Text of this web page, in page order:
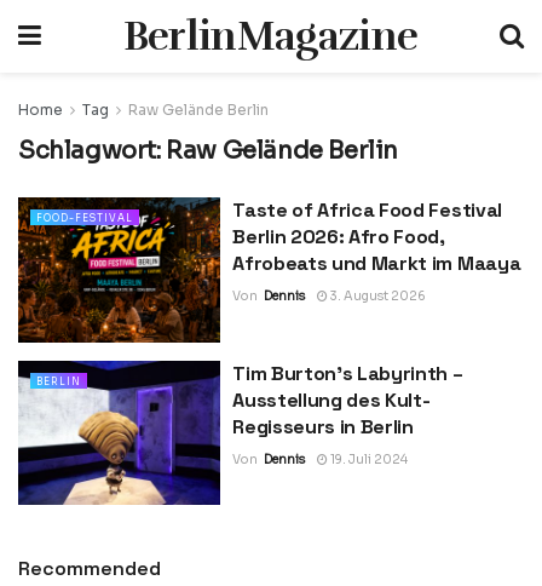
BerlinMagazine
Home Tag Raw Gelände Berlin
Schlagwort: Raw Gelände Berlin
FOOD-FESTIVAL
Taste of Africa Food Festival
Berlin 2026: Afro Food,
Afrobeats und Markt im Maaya
Von Dennis 3. August 2026
BERLIN
Tim Burton’s Labyrinth –
Ausstellung des Kult-
Regisseurs in Berlin
Von Dennis 19. Juli 2024
Recommended